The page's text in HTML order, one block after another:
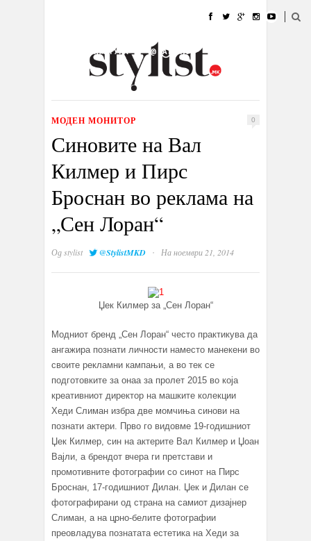
УБАВИНА
КУЛТУРА @РАБОТА
ИЗЛОГ
МОДЕН МОНИТОР 0
Синовите на Вал
Килмер и Пирс
Броснан во реклама на
„Сен Лоран“
Одstylist @StylistMKD · На ноември 21, 2014
Џек Килмер за „Сен Лоран“
Модниот бренд „Сен Лоран“ често практикува да
ангажира познати личности наместо манекени во
своите рекламни кампањи, а во тек се
подготовките за онаа за пролет 2015 во која
креативниот директор на машките колекции
Хеди Слиман избра две момчиња синови на
познати актери. Прво го видовме 19-годишниот
Џек Килмер, син на актерите Вал Килмер и Џоан
Вајли, а брендот вчера ги претстави и
промотивните фотографии со синот на Пирс
Броснан, 17-годишниот Дилан. Џек и Дилан се
фотографирани од страна на самиот дизајнер
Слиман, а на црно-белите фотографии
преовладува познатата естетика на Хеди за